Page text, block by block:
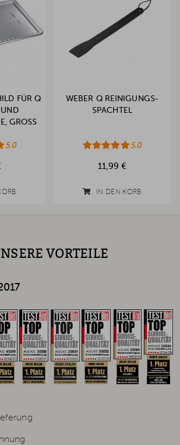
FÜR Q
GROSS
5.0
WEBER Q REINIGUNGS-
SPACHTEL
5.0
11,99 €
IN DEN KORB
VORTEILE